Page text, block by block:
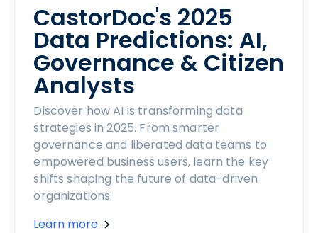
CastorDoc's 2025
Data Predictions: AI,
Governance & Citizen
Analysts
Discover how AI is transforming data
strategies in 2025. From smarter
governance and liberated data teams to
empowered business users, learn the key
shifts shaping the future of data-driven
organizations.
Learn more